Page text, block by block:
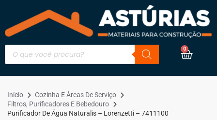
0
Início
Cozinha E Áreas De Serviço
Filtros, Purificadores E Bebedouro
Purificador De Água Naturalis – Lorenzetti – 7411100